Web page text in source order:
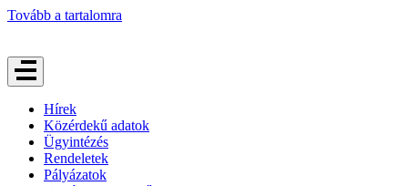
Tovább a tartalomra
Hírek
Közérdekű adatok
Ügyintézés
Rendeletek
Pályázatok